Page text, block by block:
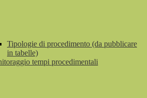
Tipologie di procedimento (da pubblicare
in tabelle)
tempi procedimentali